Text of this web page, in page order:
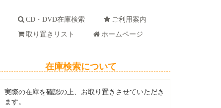
CD・DVD在庫検索
ご利用案内
取り置きリスト ホームページ
在庫検索について
実際の在庫を確認の上、お取り置きさせていただき
ます。